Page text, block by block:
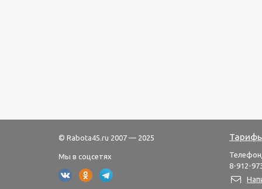
© Rabota45.ru 2007 — 2025
Мы в соцсетях
8-912-